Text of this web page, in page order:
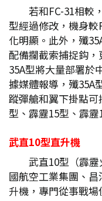
若和FC-31相較
型經過修改，機身
化明顯。此外，殲
配備攔截索捕捉鈎
35A型將大量部署於
據媒體報導，殲35A
蹤彈艙和翼下掛點
型、霹靂15型、霹
武直10型直升機
武直10型（霹
國航空工業集團、
升機，專門從事戰